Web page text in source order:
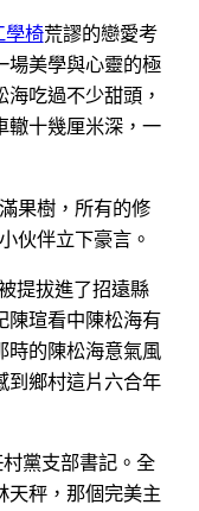
椅荒謬的戀愛考
場美學與心靈的極
吃過不少甜頭，
轍十幾厘米深，一
果樹，所有的修
伙伴立下豪言。
提拔進了招遠縣
陳瑄看中陳松海有
時的陳松海意氣風
到鄉村這片六合年
黨支部書記。全
天秤，那個完美主